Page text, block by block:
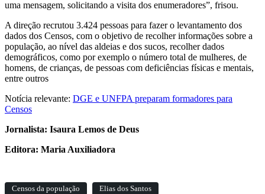
uma mensagem, solicitando a visita dos enumeradores”, frisou.
A direção recrutou 3.424 pessoas para fazer o levantamento dos
dados dos Censos, com o objetivo de recolher informações sobre a
população, ao nível das aldeias e dos sucos, recolher dados
demográficos, como por exemplo o número total de mulheres, de
homens, de crianças, de pessoas com deficiências físicas e mentais,
entre outros
Notícia relevante: DGE e UNFPA preparam formadores para
Censos
Jornalista: Isaura Lemos de Deus
Editora: Maria Auxiliadora
Censos da população
Elias dos Santos